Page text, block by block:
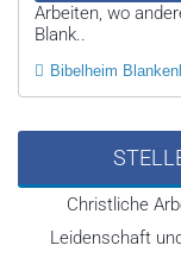
Arbeiten, wo
Blank..
Bibelheim
Christliche
Leidenschaft